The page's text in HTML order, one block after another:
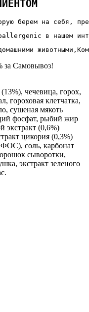
берем на себя,
в нашем
за Самовывоз!
чечевица, горох,
гороховая клетчатка,
сушеная мякоть
фосфат, рыбий жир
экстракт (0,6%)
цикория (0,3%)
ФОС), соль, карбонат
сыворотки,
экстракт зеленого